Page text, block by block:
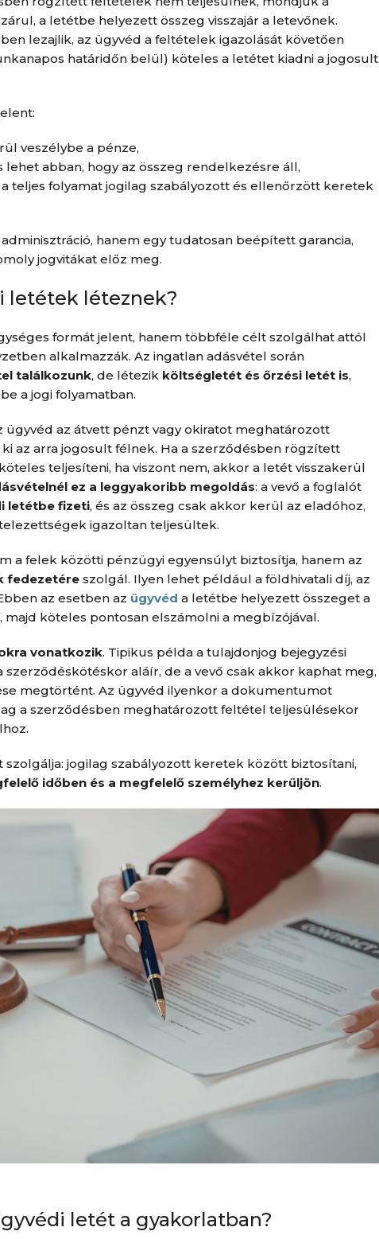
a letétbe helyezett összeg visszajár a letevőnek.
lezajlik, az ügyvéd a feltételek igazolását követően
határidőn belül) köteles a letétet kiadni a jogosult
veszélybe a pénze,
lehet abban, hogy az összeg rendelkezésre áll,
teljes folyamat jogilag szabályozott és ellenőrzött keretek
hanem egy tudatosan beépített garancia,
jogvitákat előz meg.
letétek léteznek?
formát jelent, hanem többféle célt szolgálhat attól
alkalmazzák. Az ingatlan adásvétel során
találkozunk, de létezik költségletét és őrzési letét is,
a jogi folyamatban.
ügyvéd az átvett pénzt vagy okiratot meghatározott
az arra jogosult félnek. Ha a szerződésben rögzített
teljesíteni, ha viszont nem, akkor a letét visszakerül
ez a leggyakoribb megoldás: a vevő a foglalót
letétbe fizeti, és az összeg csak akkor kerül az eladóhoz,
igazoltan teljesültek.
a felek közötti pénzügyi egyensúlyt biztosítja, hanem az
fedezetére szolgál. Ilyen lehet például a földhivatali díj, az
az esetben az ügyvéd a letétbe helyezett összeget a
köteles pontosan elszámolni a megbízójával.
vonatkozik. Tipikus példa a tulajdonjog bejegyzési
aláír, de a vevő csak akkor kaphat meg,
megtörtént. Az ügyvéd ilyenkor a dokumentumot
a szerződésben meghatározott feltétel teljesülésekor
jogilag szabályozott keretek között biztosítani,
időben és a megfelelő személyhez kerüljön.
letét a gyakorlatban?